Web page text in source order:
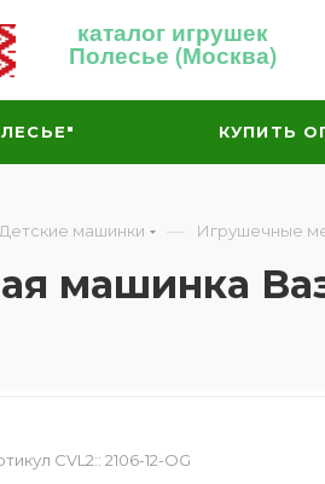
каталог игрушек
Полесье (Москва)
КУПИТЬ
Детские машинки — Игрушечные
машинка Ваз
CVL2:: 2106-12-OG